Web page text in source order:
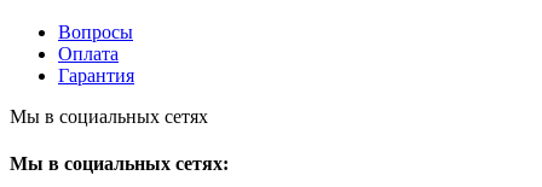
Вопросы
Оплата
Гарантия
Мы в социальных сетях
Мы в социальных сетях: